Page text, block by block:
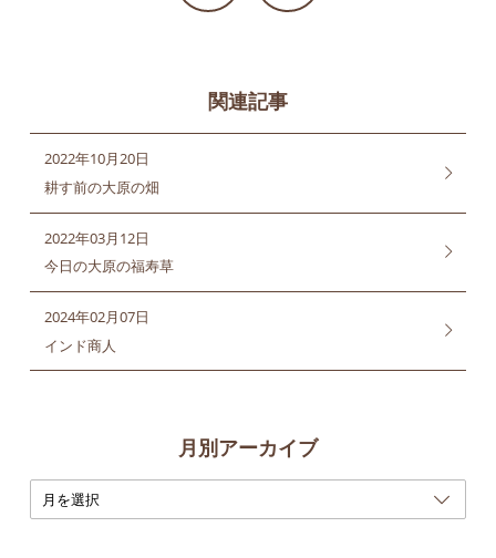
関連記事
2022年10月20日
耕す前の大原の畑
2022年03月12日
今日の大原の福寿草
2024年02月07日
インド商人
月別アーカイブ